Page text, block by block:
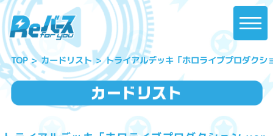
TOP カードリスト トライアルデッキ「ホロライブプロダク